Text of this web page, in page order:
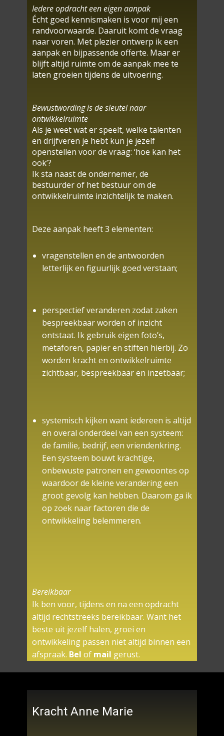
Iedere opdracht een eigen aanpak
Écht goed kennismaken is voor mij een
randvoorwaarde. Daaruit komt de vraag
naar voren. Met plezier ontwerp ik een
aanpak en bijpassende offerte. Maar er
blijft altijd ruimte om de aanpak mee te
laten groeien tijdens de uitvoering.
Bewustwording is de sleutel naar
ontwikkelruimte
Als je weet wat er speelt, welke talenten
en drijfveren je hebt kun je jezelf
openstellen voor de vraag: ‘hoe kan het
ook’?
Ik sta naast de ondernemer, de
bestuurder of het bestuur om de
ontwikkelruimte inzichtelijk te maken.
Deze aanpak heeft 3 elementen:
vragenstellen en de antwoorden
letterlijk en figuurlijk goed verstaan;
perspectief veranderen zodat zaken
bespreekbaar worden of inzicht
ontstaat. Ik gebruik eigen foto’s,
metaforen, papier en stiften hierbij. Zo
worden kracht en ontwikkelruimte
zichtbaar, bespreekbaar en inzetbaar;
systemisch kijken want iedereen is altijd
en overal onderdeel van een systeem:
de familie, bedrijf, een vriendenkring.
Een systeem bouwt krachtige,
onbewuste patronen en gewoontes op
waardoor de kleine verandering een
groot gevolg kan hebben. Daarom ga ik
op zoek naar factoren die de
ontwikkeling belemmeren.
Bereikbaar
Ik ben voor, tijdens en na een opdracht
altijd rechtstreeks bereikbaar. Want het
beste uit jezelf halen, groei en
ontwikkeling passen niet altijd binnen een
afspraak. Bel of mail gerust.
Kracht Anne Marie